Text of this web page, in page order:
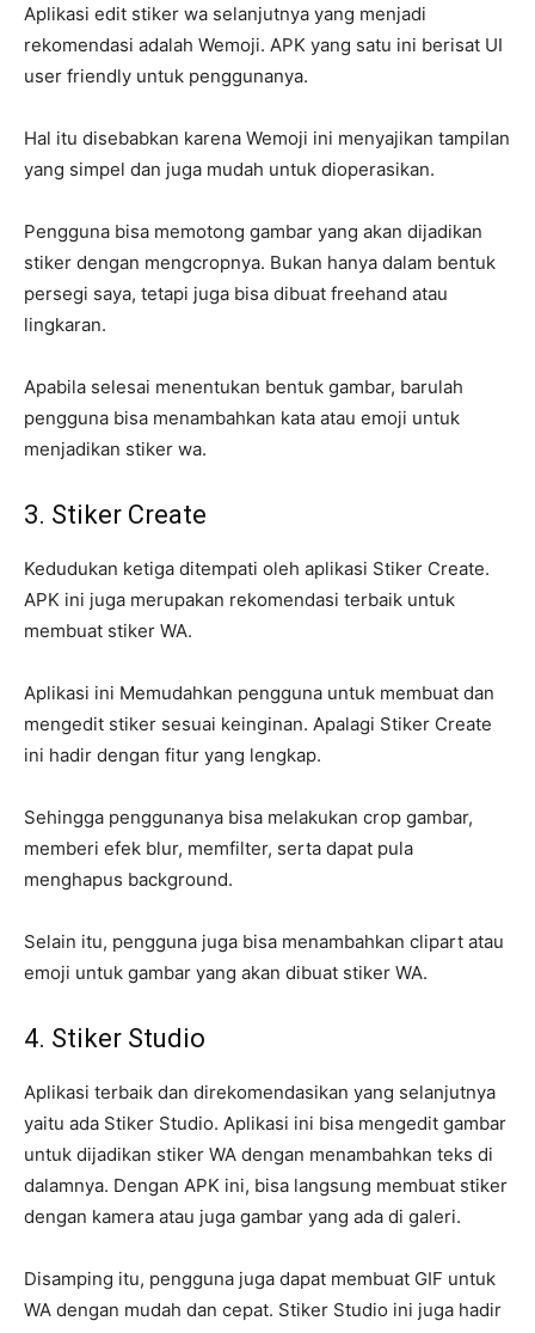
Aplikasi edit stiker wa selanjutnya yang menjadi
rekomendasi adalah Wemoji. APK yang satu ini berisat UI
user friendly untuk penggunanya.
Hal itu disebabkan karena Wemoji ini menyajikan tampilan
yang simpel dan juga mudah untuk dioperasikan.
Pengguna bisa memotong gambar yang akan dijadikan
stiker dengan mengcropnya. Bukan hanya dalam bentuk
persegi saya, tetapi juga bisa dibuat freehand atau
lingkaran.
Apabila selesai menentukan bentuk gambar, barulah
pengguna bisa menambahkan kata atau emoji untuk
menjadikan stiker wa.
3. Stiker Create
Kedudukan ketiga ditempati oleh aplikasi Stiker Create.
APK ini juga merupakan rekomendasi terbaik untuk
membuat stiker WA.
Aplikasi ini Memudahkan pengguna untuk membuat dan
mengedit stiker sesuai keinginan. Apalagi Stiker Create
ini hadir dengan fitur yang lengkap.
Sehingga penggunanya bisa melakukan crop gambar,
memberi efek blur, memfilter, serta dapat pula
menghapus background.
Selain itu, pengguna juga bisa menambahkan clipart atau
emoji untuk gambar yang akan dibuat stiker WA.
4. Stiker Studio
Aplikasi terbaik dan direkomendasikan yang selanjutnya
yaitu ada Stiker Studio. Aplikasi ini bisa mengedit gambar
untuk dijadikan stiker WA dengan menambahkan teks di
dalamnya. Dengan APK ini, bisa langsung membuat stiker
dengan kamera atau juga gambar yang ada di galeri.
Disamping itu, pengguna juga dapat membuat GIF untuk
WA dengan mudah dan cepat. Stiker Studio ini juga hadir